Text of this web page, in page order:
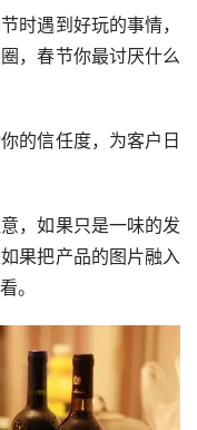
时遇到好玩的事情，
，春节你最讨厌什么
的信任度，为客户日
，如果只是一味的发
果把产品的图片融入
。